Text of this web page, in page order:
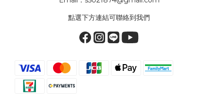
點選下方連結可聯絡到我們